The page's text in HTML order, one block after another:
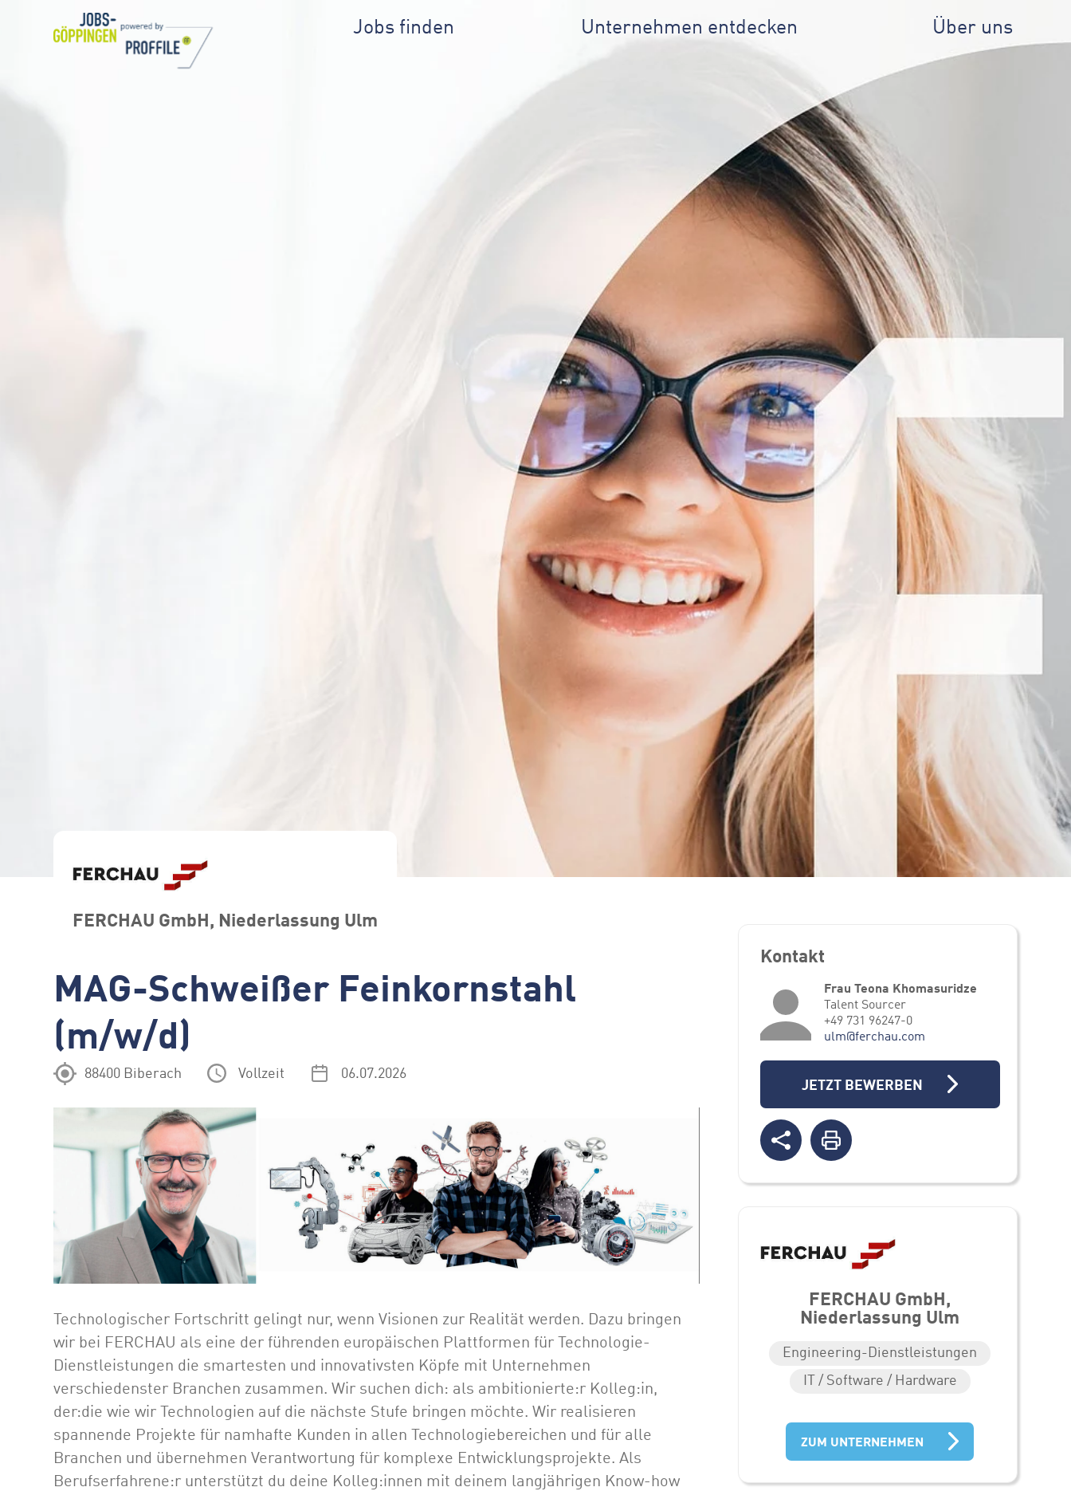
Jobs finden Unternehmen entdecken Über uns
FERCHAU GmbH, Niederlassung Ulm
MAG-Schweißer Feinkornstahl
(m/w/d)
88400 Biberach Vollzeit 06.07.2026
Technologischer Fortschritt gelingt nur, wenn Visionen zur Realität werden. Dazu bringen
wir bei FERCHAU als eine der führenden europäischen Plattformen für Technologie-
Dienstleistungen die smartesten und innovativsten Köpfe mit Unternehmen
verschiedenster Branchen zusammen. Wir suchen dich: als ambitionierte:r Kolleg:in,
der:die wie wir Technologien auf die nächste Stufe bringen möchte. Wir realisieren
spannende Projekte für namhafte Kunden in allen Technologiebereichen und für alle
Branchen und übernehmen Verantwortung für komplexe Entwicklungsprojekte. Als
Berufserfahrene:r unterstützt du deine Kolleg:innen mit deinem langjährigen Know-how
Kontakt
Frau Teona Khomasuridze
Talent Sourcer
+49 731 96247-0
ulm@ferchau.com
JETZT BEWERBEN
FERCHAU GmbH,
Niederlassung Ulm
Engineering-Dienstleistungen
IT / Software / Hardware
ZUM UNTERNEHMEN